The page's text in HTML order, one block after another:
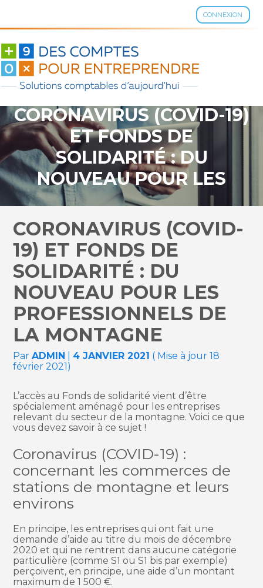
CONNEXION
Aller
contenu
CORONAVIRUS (COVID-19)
ET FONDS DE
SOLIDARITÉ : DU
NOUVEAU POUR LES
PROFESSIONNELS DE LA
MONTAGNE
CORONAVIRUS (COVID-
19) ET FONDS DE
SOLIDARITÉ : DU
NOUVEAU POUR LES
PROFESSIONNELS DE
LA MONTAGNE
ParADMIN 4 JANVIER 2021 ( Mise à jour 18
février 2021)
L’accès au Fonds de solidarité vient d’être
spécialement aménagé pour les entreprises
relevant du secteur de la montagne. Voici ce que
vous devez savoir à ce sujet !
Coronavirus (COVID-19) :
concernant les commerces de
stations de montagne et leurs
environs
En principe, les entreprises qui ont fait une
demande d’aide au titre du mois de décembre
2020 et qui ne rentrent dans aucune catégorie
particulière (comme S1 ou S1 bis par exemple)
perçoivent, en principe, une aide d’un montant
maximum de 1 500 €.